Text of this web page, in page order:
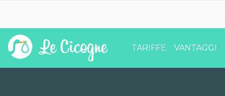
TARIFFE VANTAGGI